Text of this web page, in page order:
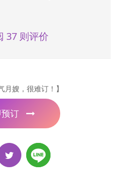
37 则评价
月嫂，很难订！】
订